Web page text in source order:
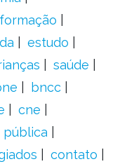
formação
estudo
saúde
bncc
cne
pública
contato